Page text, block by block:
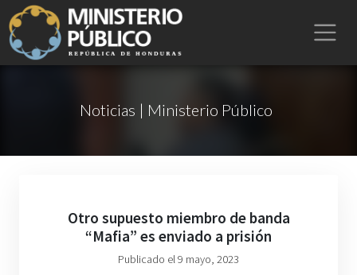
Noticias | Ministerio Público
Otro supuesto miembro de banda
“Mafia” es enviado a prisión
Publicado el 9 mayo, 2023